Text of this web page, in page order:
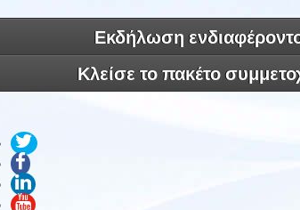
Εκδήλωση
Κλείσε το πακέτο